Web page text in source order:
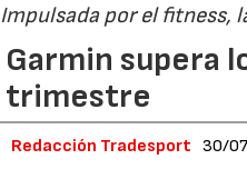
Impulsada por el fitness,
Garmin supera
trimestre
Redacción Tradesport 30/